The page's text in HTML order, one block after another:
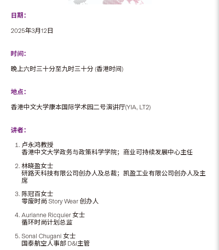
日期：
2025年3月12日
时间：
晚上六时三十分至九时三十分 (香港时间)
地点：
香港中文大学康本国际学术园二号演讲厅(YIA, LT2)
讲者：
卢永鸿教授
香港中文大学政务与政策科学学院；商业可持续发展中心主任
林晓盈女士
研路天科技有限公司创办人及总裁；凯盈工业有限公司创办人及主
席
陈冠百女士
零废时尚 Story Wear 创办人
Aurianne Ricquier 女士
循环时尚计划总监
Sonal Chugani 女士
国泰航空人事部 D&l主管